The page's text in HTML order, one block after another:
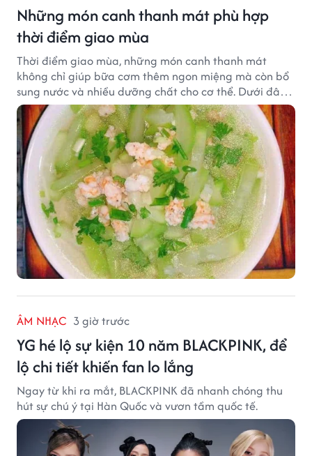
Những món canh thanh mát phù hợp
thời điểm giao mùa
Thời điểm giao mùa, những món canh thanh mát
không chỉ giúp bữa cơm thêm ngon miệng mà còn bổ
sung nước và nhiều dưỡng chất cho cơ thể. Dưới đây
là một số món canh đơn giản, dễ nấu, phù hợp cho cả
gia đình.
ÂM NHẠC 3 giờ trước
YG hé lộ sự kiện 10 năm BLACKPINK, để
lộ chi tiết khiến fan lo lắng
Ngay từ khi ra mắt, BLACKPINK đã nhanh chóng thu
hút sự chú ý tại Hàn Quốc và vươn tầm quốc tế.